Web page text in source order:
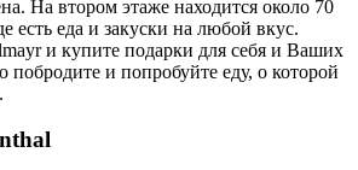
На втором этаже находится около 70
есть еда и закуски на любой вкус.
и купите подарки для себя и Ваших
и попробуйте еду, о которой